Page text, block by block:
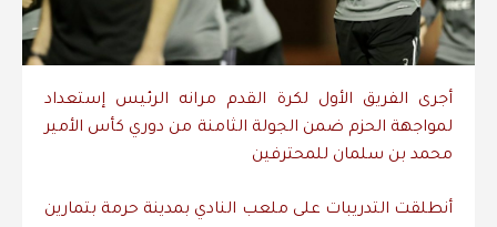
أجرى الفريق الأول لكرة القدم مرانه الرئيس إستعداد
لمواجهة الحزم ضمن الجولة الثامنة من دوري كأس الأمير
محمد بن سلمان للمحترفين
أنطلقت التدريبات على ملعب النادي بمدينة حرمة بتمارين